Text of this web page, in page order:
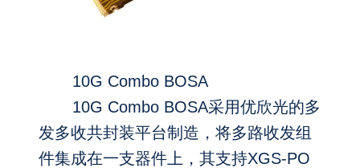
10G Combo BOSA
10G Combo BOSA采用优欣光的多
发多收共封装平台制造，将多路收发组
件集成在一支器件上，其支持XGS-PO